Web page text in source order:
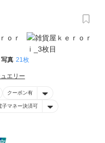
写真 21枚
エリー
クーポン有
子マネー決済可